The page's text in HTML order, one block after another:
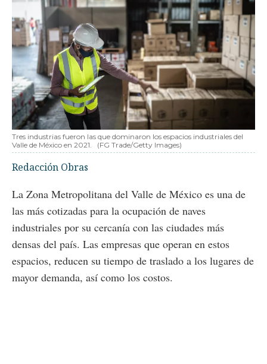
Tres industrias fueron las que dominaron los espacios industriales del
Valle de México en 2021.
(FG Trade/Getty Images)
Redacción Obras
La Zona Metropolitana del Valle de México es una de
las más cotizadas para la ocupación de naves
industriales por su cercanía con las ciudades más
densas del país. Las empresas que operan en estos
espacios, reducen su tiempo de traslado a los lugares de
mayor demanda, así como los costos.